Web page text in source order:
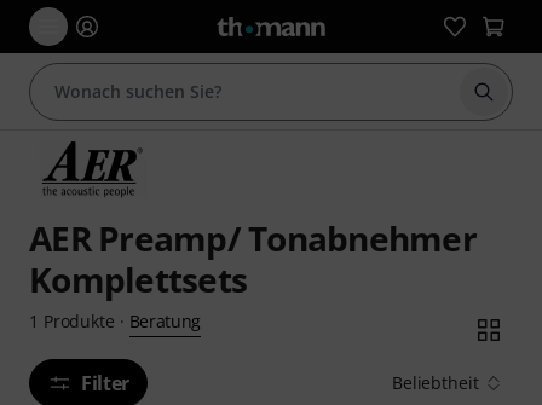
Suche
AER Preamp/ Tonabnehmer
Komplettsets
1 Produkte · Beratung
Filter Beliebtheit